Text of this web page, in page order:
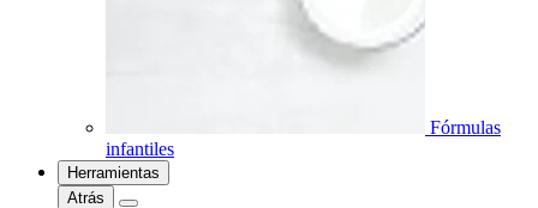
Fórmulas
infantiles
Herramientas
Atrás